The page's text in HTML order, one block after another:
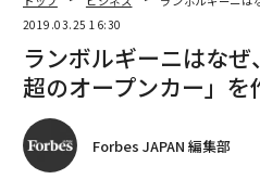
2019.03.25 16:30
ランボルギーニはな
超のオープンカー」を
Forbes JAPAN 編集部